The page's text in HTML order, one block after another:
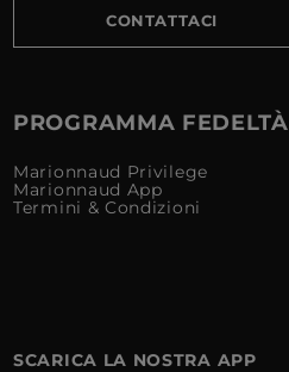
CONTATTACI
PROGRAMMA FEDELTÀ
Marionnaud Privilege
Marionnaud App
Termini & Condizioni
SCARICA LA NOSTRA APP